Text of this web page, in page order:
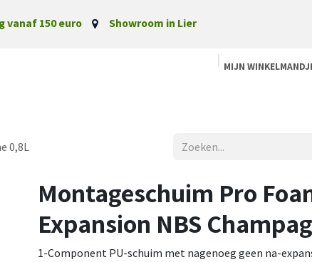
vanaf 150 euro Showroom in Lier
MIJN
0,8L
Montageschuim Pro
Expansion NBS
1-Component PU-schuim met nagenoeg geen na-